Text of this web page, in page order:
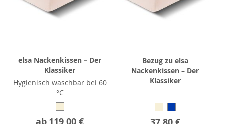
elsa Nackenkissen – Der
Klassiker
Hygienisch waschbar bei 60
°C
Bezug zu elsa
Nackenkissen – Der
Klassiker